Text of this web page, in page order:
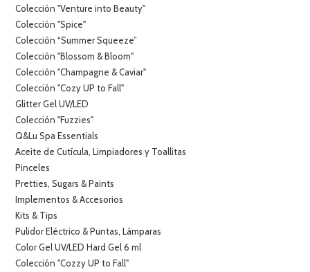
Colección "Venture into Beauty"
Colección "Spice"
Colección “Summer Squeeze”
Colección "Blossom & Bloom"
Colección "Champagne & Caviar"
Colección "Cozy UP to Fall"
Glitter Gel UV/LED
Colección "Fuzzies"
Q&Lu Spa Essentials
Aceite de Cutícula, Limpiadores y Toallitas
Pinceles
Pretties, Sugars & Paints
Implementos & Accesorios
Kits & Tips
Pulidor Eléctrico & Puntas, Lámparas
Color Gel UV/LED Hard Gel 6 ml
Colección "Cozzy UP to Fall"